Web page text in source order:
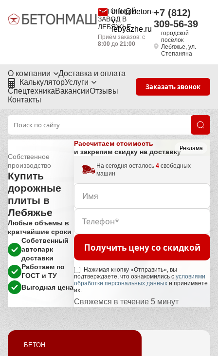
БЕТОННЫЙ
ЗАВОД В
ЛЕБЯЖЬЕ
info@beton-
v-
lebyazhe.ru
Приём заказов: с
8:00до 21:00
+7 (812)
309-56-39
городской
посёлок
Лебяжье, ул.
Степаняна
О компании
Доставка и оплата
КалькуляторУслуги
СпецтехникаВакансииОтзывы
Контакты
Заказать звонок
Реклама
Собственное
производство
Купить
дорожные
плиты в
Лебяжье
Любые объемы в
кратчайшие сроки
Собственный
автопарк
доставки
Работаем по
ГОСТ и ТУ
Выгодная цена
Рассчитаем стоимость
и закрепим скидку на доставку
На сегодня осталось 4 свободных
машин
Получить цену со скидкой
Нажимая кнопку «Отправить», вы
подтверждаете, что ознакомились с условиями
обработки персональных данных и принимаете
их.
Свяжемся в течение 5 минут
БЕТОН